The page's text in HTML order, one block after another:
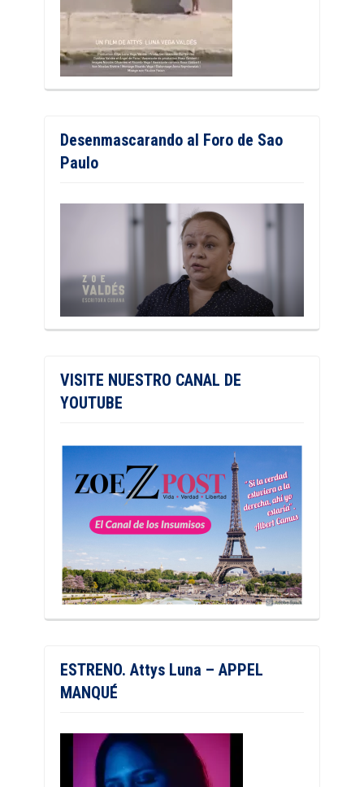
Desenmascarando al Foro de Sao
Paulo
VISITE NUESTRO CANAL DE
YOUTUBE
ESTRENO. Attys Luna – APPEL
MANQUÉ